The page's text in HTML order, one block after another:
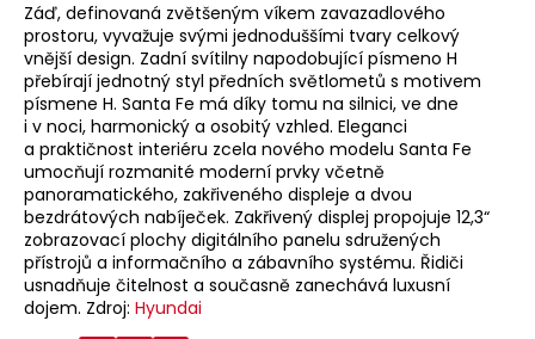
Záď, definovaná zvětšeným víkem zavazadlového
prostoru, vyvažuje svými jednoduššími tvary celkový
vnější design. Zadní svítilny napodobující písmeno H
přebírají jednotný styl předních světlometů s motivem
písmene H. Santa Fe má díky tomu na silnici, ve dne
i v noci, harmonický a osobitý vzhled. Eleganci
a praktičnost interiéru zcela nového modelu Santa Fe
umocňují rozmanité moderní prvky včetně
panoramatického, zakřiveného displeje a dvou
bezdrátových nabíječek. Zakřivený displej propojuje 12,3“
zobrazovací plochy digitálního panelu sdružených
přístrojů a informačního a zábavního systému. Řidiči
usnadňuje čitelnost a současně zanechává luxusní
dojem. Zdroj: Hyundai